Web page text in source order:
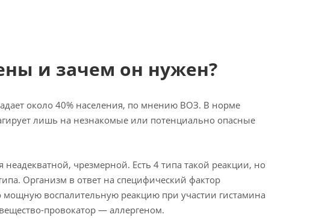
и зачем он нужен?
около 40% населения, по мнению ВОЗ. В норме
лишь на незнакомые или потенциально опасные
чрезмерной. Есть 4 типа такой реакции, но
Организм в ответ на специфический фактор
воспалительную реакцию при участии гистамина
провокатор — аллергеном.